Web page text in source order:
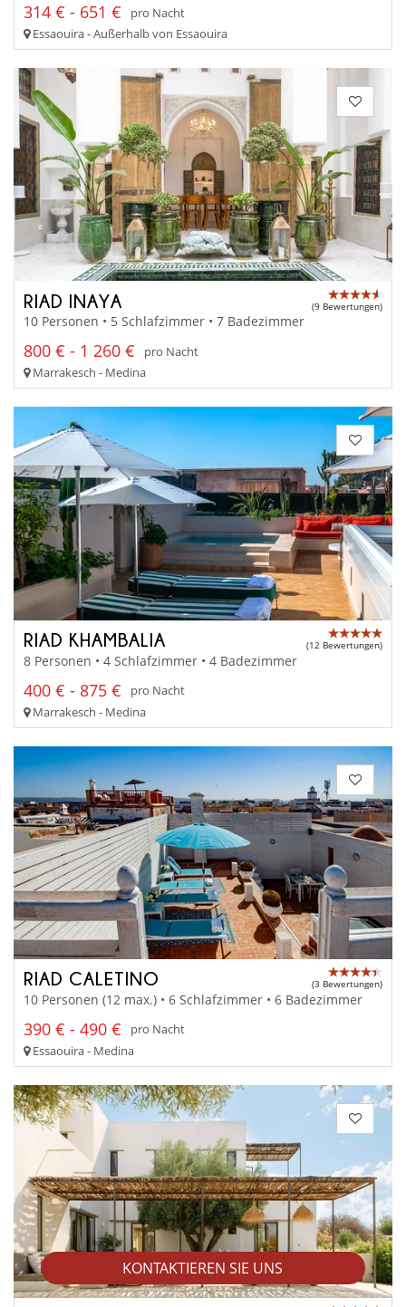
KONTAKTIEREN SIE UNS
314 € - 651 €
pro Nacht
Essaouira - Außerhalb von Essaouira
RIAD INAYA (9 Bewertungen)
10 Personen • 5 Schlafzimmer • 7 Badezimmer
800 € - 1 260 €
pro Nacht
Marrakesch - Medina
RIAD KHAMBALIA (12 Bewertungen)
8 Personen • 4 Schlafzimmer • 4 Badezimmer
400 € - 875 €
pro Nacht
Marrakesch - Medina
RIAD CALETINO (3 Bewertungen)
10 Personen (12 max.) • 6 Schlafzimmer • 6 Badezimmer
390 € - 490 €
pro Nacht
Essaouira - Medina